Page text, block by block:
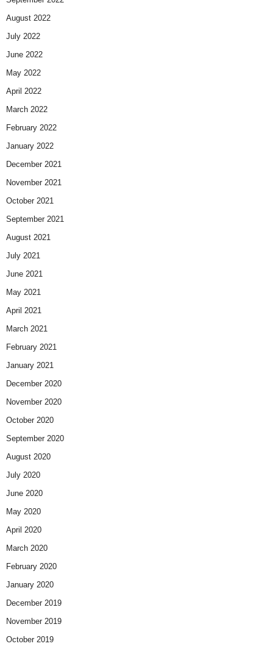
August 2022
July 2022
June 2022
May 2022
April 2022
March 2022
February 2022
January 2022
December 2021
November 2021
October 2021
September 2021
August 2021
July 2021
June 2021
May 2021
April 2021
March 2021
February 2021
January 2021
December 2020
November 2020
October 2020
September 2020
August 2020
July 2020
June 2020
May 2020
April 2020
March 2020
February 2020
January 2020
December 2019
November 2019
October 2019